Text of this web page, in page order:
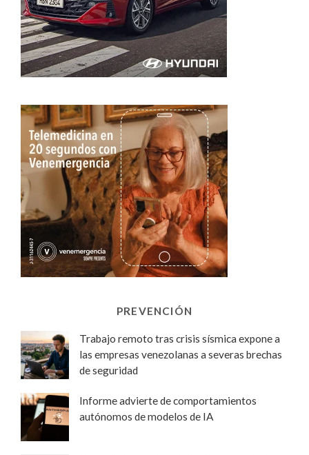
PREVENCIÓN
Trabajo remoto tras crisis sísmica expone a
las empresas venezolanas a severas brechas
de seguridad
Informe advierte de comportamientos
autónomos de modelos de IA